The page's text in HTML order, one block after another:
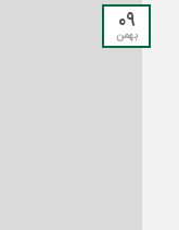
۰۹
بهمن